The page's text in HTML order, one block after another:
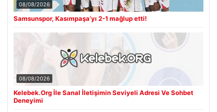
08/08/2026
Samsunspor, Kasımpaşa’yı 2-1 mağlup etti!
08/08/2026
Kelebek.Org İle Sanal İletişimin Seviyeli Adresi Ve Sohbet
Deneyimi